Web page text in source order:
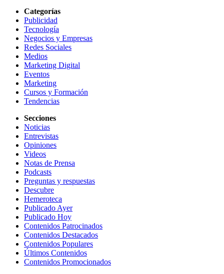
Categorías
Publicidad
Tecnología
Negocios y Empresas
Redes Sociales
Medios
Marketing Digital
Eventos
Marketing
Cursos y Formación
Tendencias
Secciones
Noticias
Entrevistas
Opiniones
Videos
Notas de Prensa
Podcasts
Preguntas y respuestas
Descubre
Hemeroteca
Publicado Ayer
Publicado Hoy
Contenidos Patrocinados
Contenidos Destacados
Contenidos Populares
Últimos Contenidos
Contenidos Promocionados